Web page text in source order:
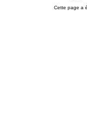
Cette page a